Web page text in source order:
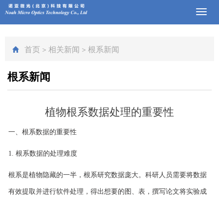
首页 > 相关新闻 > 根系新闻
根系新闻
植物根系数据处理的重要性
一、根系数据的重要性
1. 根系数据的处理难度
根系是植物隐藏的一半，根系研究数据庞大。科研人员需要将数据
有效提取并进行软件处理，得出想要的图、表，撰写论文将实验成